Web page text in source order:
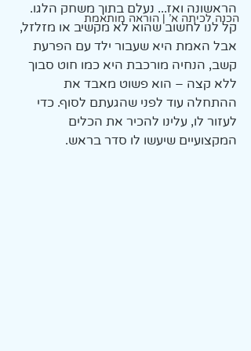
הכנה לכיתה א' | הוראה מותאמת
הראשונה ואז... נעלם בתוך משחק הלגו.
קל לנו לחשוב שהוא לא מקשיב או מזלזל,
אבל האמת היא שעבור ילד עם הפרעת
קשב, הנחיה מורכבת היא כמו חוט סבוך
ללא קצה – הוא פשוט מאבד את
ההתחלה עוד לפני שהגעתם לסוף. כדי
לעזור לו, עלינו להכיר את הכלים
המקצועיים שיעשו לו סדר בראש.